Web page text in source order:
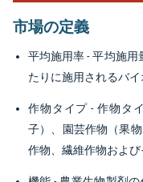
市場の定義
平均施用率- 平均施用
たりに施用されるバ
作物タイプ - 作物タ
子）、園芸作物（果
作物、繊維作物および